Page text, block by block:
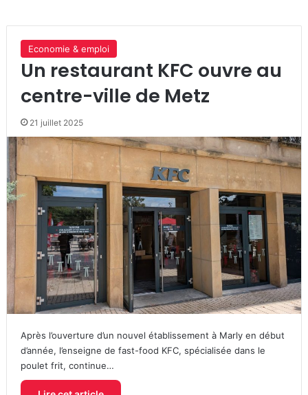
Economie & emploi
Un restaurant KFC ouvre au
centre-ville de Metz
21 juillet 2025
Après l’ouverture d’un nouvel établissement à Marly en début
d’année, l’enseigne de fast-food KFC, spécialisée dans le
poulet frit, continue…